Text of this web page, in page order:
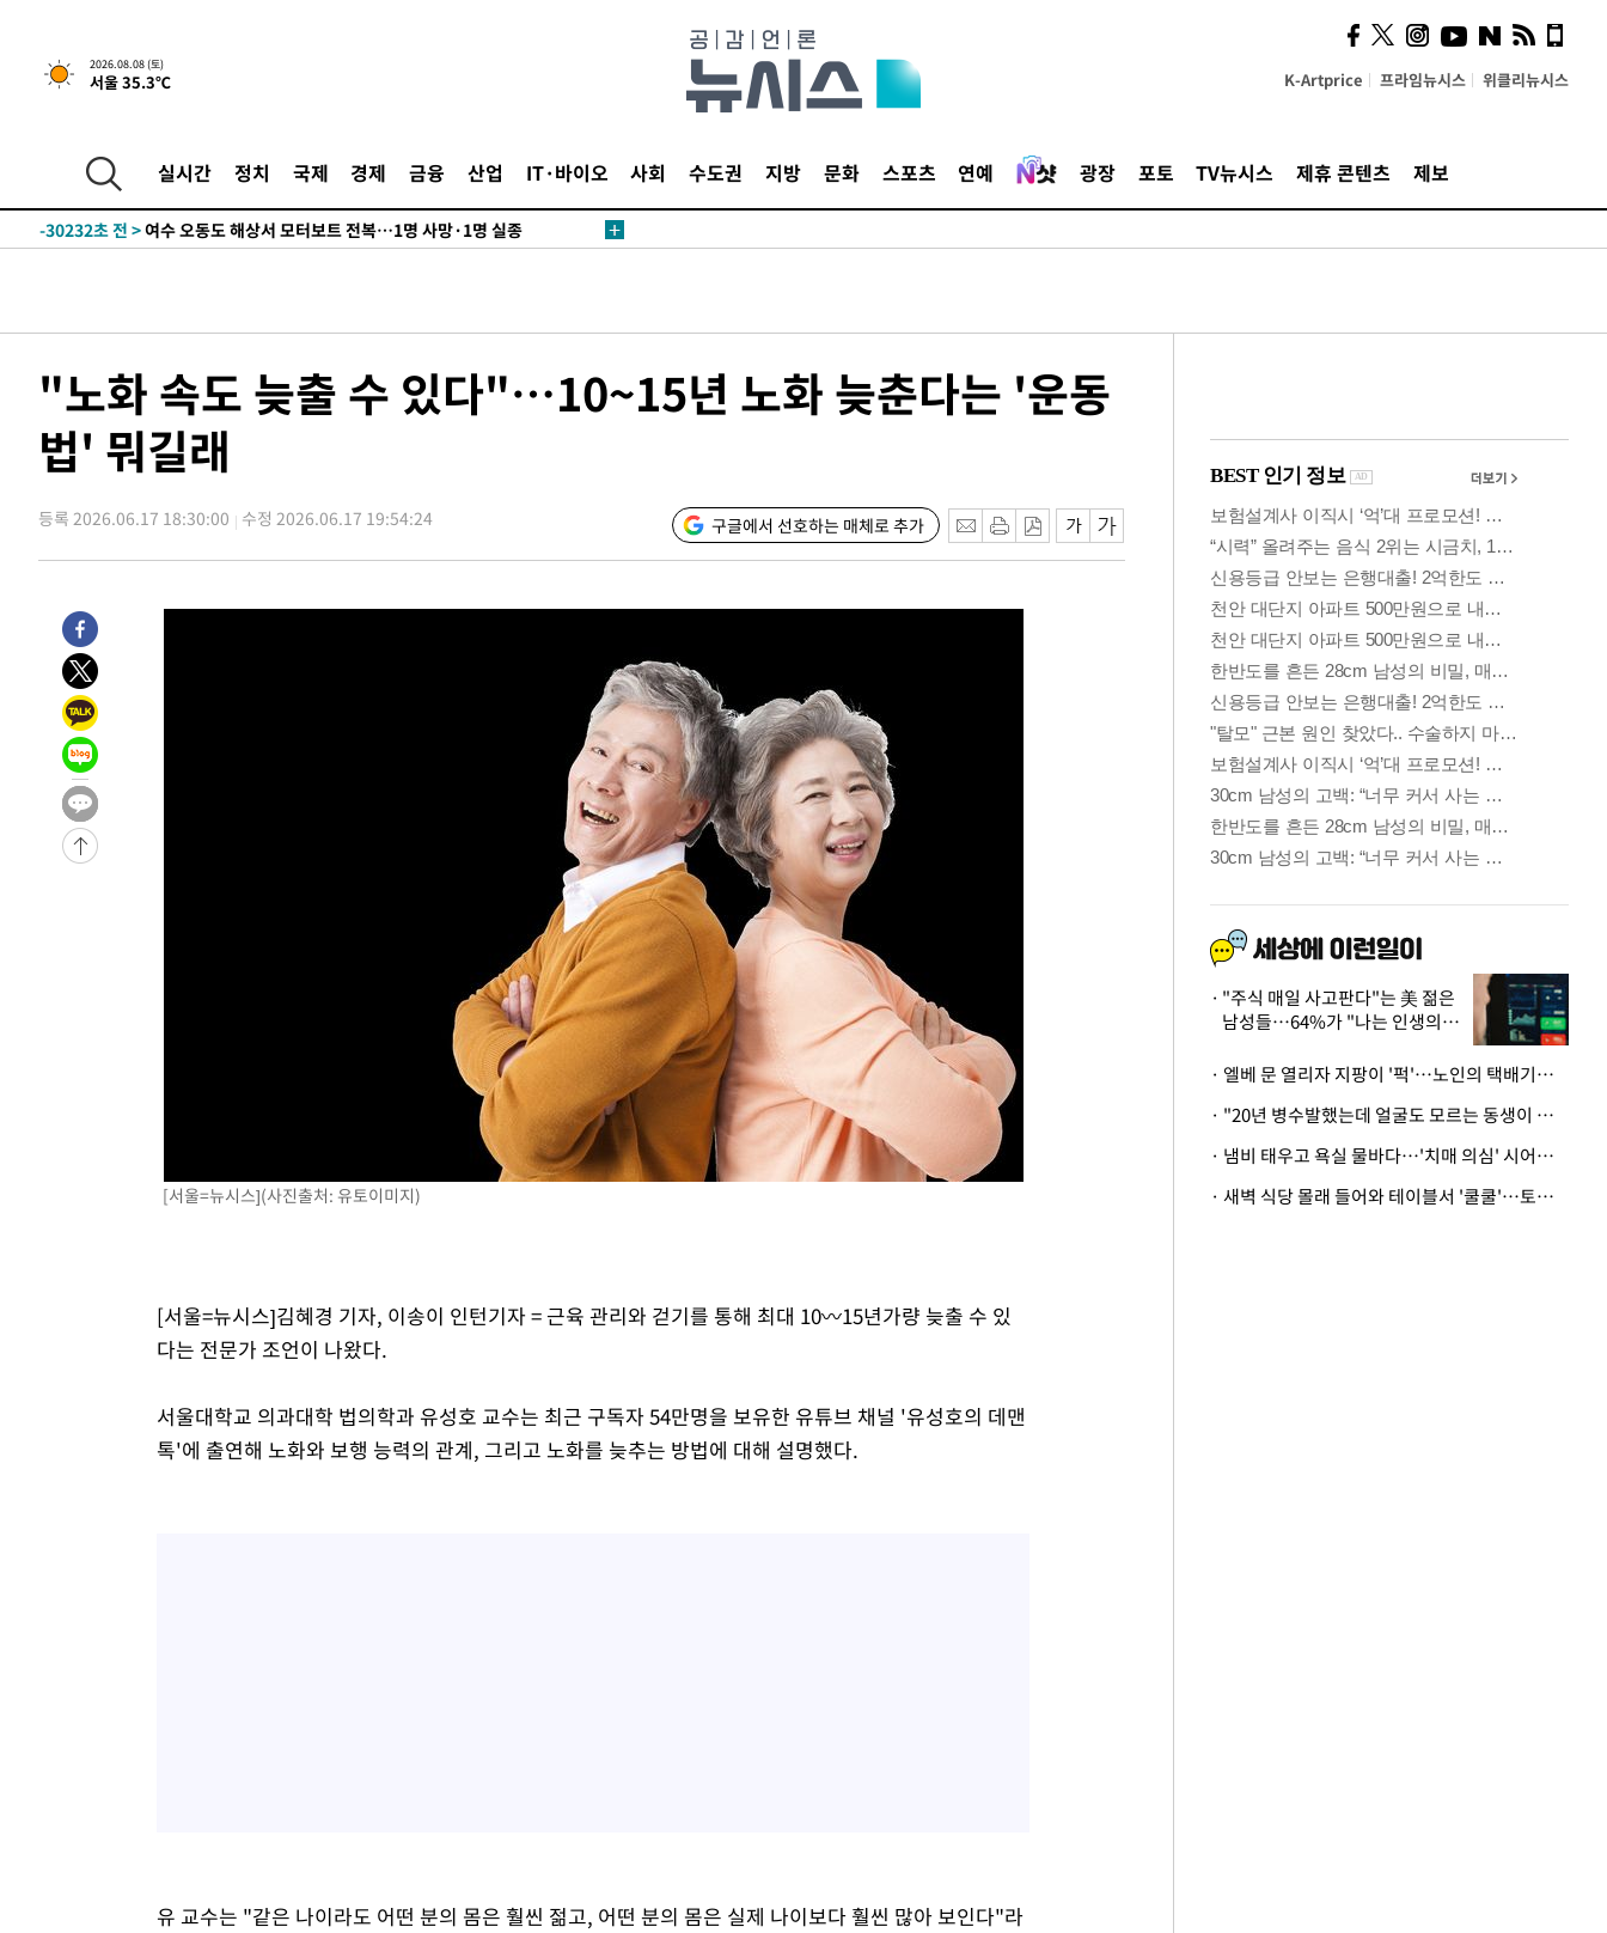
2026.08.08 (토)
서울 35.3℃ K-Artprice 프라임뉴시스 위클리뉴시스
실시간 정치 국제 경제 금융 산업 IT·바이오 사회 수도권 지방 문화 스포츠 연예 광장 포토 TV뉴시스 제휴 콘텐츠 제보
-30856초 전 >
남자 농구, 나고야 아시안게임서 '홈팀' 일본과 한일전
-30232초 전 >
-26459초 전 >극한폭염 한풀 꺾이지만…'낮 최고 35도' 무더위, 열대야 계속[다음
-10615초 전 >'최고 37도' 폭염 지속…강원동해안 최대 150㎜ 비
-30876초 전 > 남자 농구, 나고야 아시안게임서 '홈팀' 일본과 한일전
-30252초 전 >여수 오동도 해상서 모터보트 전복…1명 사망·1명 실종
-26479초 전 >
극한폭염 한풀 꺾이지만…'낮 최고 35도' 무더위, 열대야 계속[다음
-22014초 전 >[속보]'압수수색·성접대 논란' 축구협회 "실망과 걱정 안겨드려 죄
송"
-10635초 전 >'최고 37도' 폭염 지속…강원동해안 최대 150㎜ 비
"노화 속도 늦출 수 있다"…10~15년 노화 늦춘다는 '운동
법' 뭐길래
등록 2026.06.17 18:30:00 수정 2026.06.17 19:54:24 구글에서 선호하는 매체로 추가
[서울=뉴시스](사진출처: 유토이미지)
[서울=뉴시스]김혜경 기자, 이송이 인턴기자 = 근육 관리와 걷기를 통해 최대 10〰15년가량 늦출 수 있
다는 전문가 조언이 나왔다.
서울대학교 의과대학 법의학과 유성호 교수는 최근 구독자 54만명을 보유한 유튜브 채널 '유성호의 데맨
톡'에 출연해 노화와 보행 능력의 관계, 그리고 노화를 늦추는 방법에 대해 설명했다.
유 교수는 "같은 나이라도 어떤 분의 몸은 훨씬 젊고, 어떤 분의 몸은 실제 나이보다 훨씬 많아 보인다"라
사이 해답 찾았죠"…알을
깨고 나온 '초자아'
"주식 매일 사고판다"는 美 젊은
남성들…64%가 "나는 인생의
· 엘베 문 열리자 지팡이 '퍽'…노인의 택배기사 폭행 이유
· "20년 병수발했는데 얼굴도 모르는 동생이 유산 절반을"…배다른 형제 상속권 있을까
· 냄비 태우고 욕실 물바다…'치매 의심' 시어머니 검사 권유했다가 '날벼락'
· 새벽 식당 몰래 들어와 테이블서 '쿨쿨'…토사물 남기고 사라진 남성